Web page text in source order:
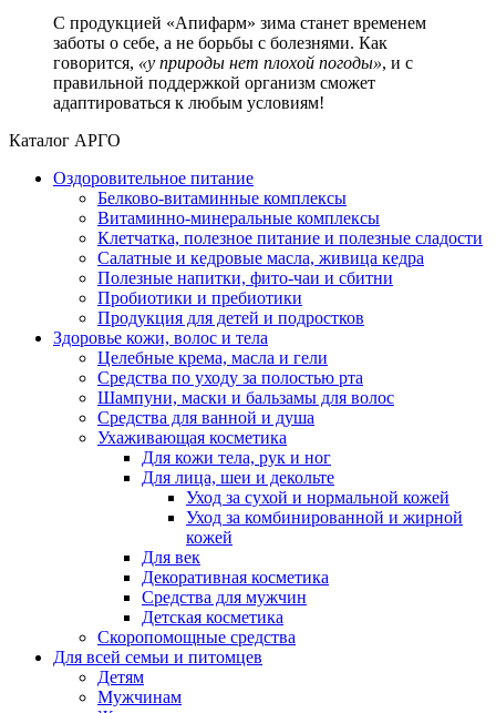
С продукцией «Апифарм» зима станет временем
заботы о себе, а не борьбы с болезнями. Как
говорится, «у природы нет плохой погоды», и с
правильной поддержкой организм сможет
адаптироваться к любым условиям!
Каталог АРГО
Оздоровительное питание
Белково-витаминные комплексы
Витаминно-минеральные комплексы
Клетчатка, полезное питание и полезные сладости
Салатные и кедровые масла, живица кедра
Полезные напитки, фито-чаи и сбитни
Пробиотики и пребиотики
Продукция для детей и подростков
Здоровье кожи, волос и тела
Целебные крема, масла и гели
Средства по уходу за полостью рта
Шампуни, маски и бальзамы для волос
Средства для ванной и душа
Ухаживающая косметика
Для кожи тела, рук и ног
Для лица, шеи и декольте
Уход за сухой и нормальной кожей
Уход за комбинированной и жирной
кожей
Для век
Декоративная косметика
Средства для мужчин
Детская косметика
Скоропомощные средства
Для всей семьи и питомцев
Детям
Мужчинам